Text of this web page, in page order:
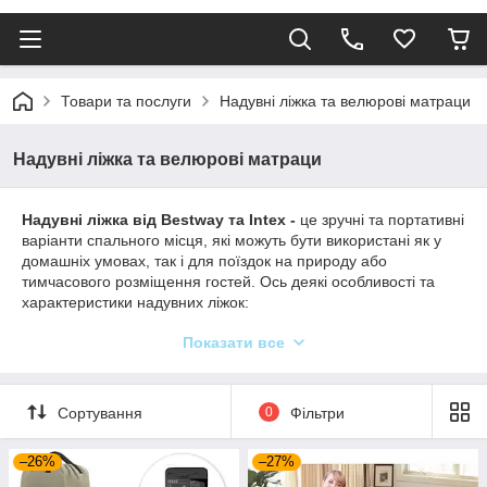
Товари та послуги Надувні ліжка та велюрові матраци
Надувні ліжка та велюрові матраци
Надувні ліжка від Bestway та Intex - це зручні та портативні
варіанти спального місця, які можуть бути використані як у
домашніх умовах, так і для поїздок на природу або
тимчасового розміщення гостей. Ось деякі особливості та
характеристики надувних ліжок:
міцного вінілу або PVC, який забезпечує стійкість і
комфорту.
Розміри: Вони доступні в різних розмірах,
починаючи від односпальних і двоспальних варіантів
Показати все
Сортування 0 Фільтри
–26% –27%